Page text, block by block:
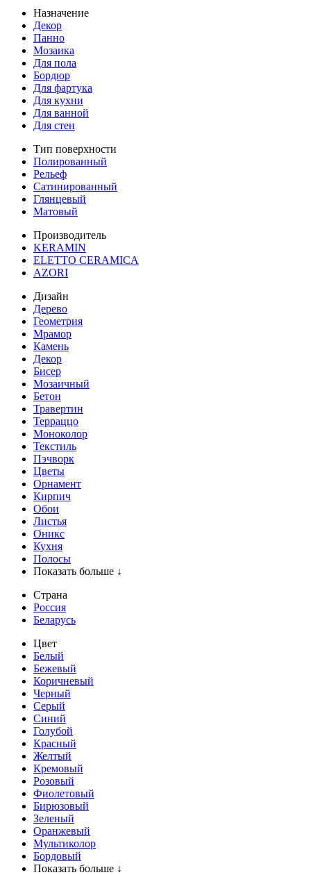
Назначение
Декор
Панно
Мозаика
Для пола
Бордюр
Для фартука
Для кухни
Для ванной
Для стен
Тип поверхности
Полированный
Рельеф
Сатинированный
Глянцевый
Матовый
Производитель
KERAMIN
ELETTO CERAMICA
AZORI
Дизайн
Дерево
Геометрия
Мрамор
Камень
Декор
Бисер
Мозаичный
Бетон
Травертин
Терраццо
Моноколор
Текстиль
Пэчворк
Цветы
Орнамент
Кирпич
Обои
Листья
Оникс
Кухня
Полосы
Показать больше ↓
Страна
Россия
Беларусь
Цвет
Белый
Бежевый
Коричневый
Черный
Серый
Синий
Голубой
Красный
Желтый
Кремовый
Розовый
Фиолетовый
Бирюзовый
Зеленый
Оранжевый
Мультиколор
Бордовый
Показать больше ↓